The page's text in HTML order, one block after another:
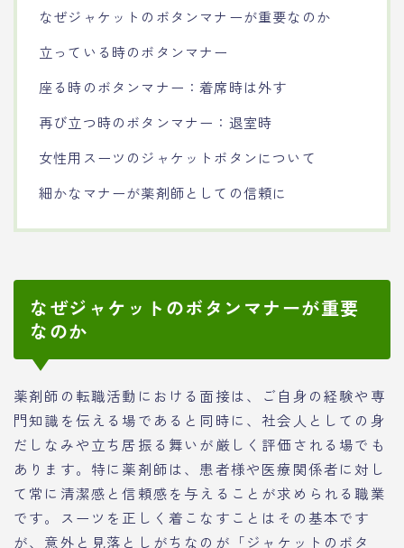
なぜジャケットのボタンマナーが重要なのか
立っている時のボタンマナー
座る時のボタンマナー：着席時は外す
再び立つ時のボタンマナー：退室時
女性用スーツのジャケットボタンについて
細かなマナーが薬剤師としての信頼に
なぜジャケットのボタンマナーが重要
なのか
薬剤師の転職活動における面接は、ご自身の経験や専
門知識を伝える場であると同時に、社会人としての身
だしなみや立ち居振る舞いが厳しく評価される場でも
あります。特に薬剤師は、患者様や医療関係者に対し
て常に清潔感と信頼感を与えることが求められる職業
です。スーツを正しく着こなすことはその基本です
が、意外と見落としがちなのが「ジャケットのボタ